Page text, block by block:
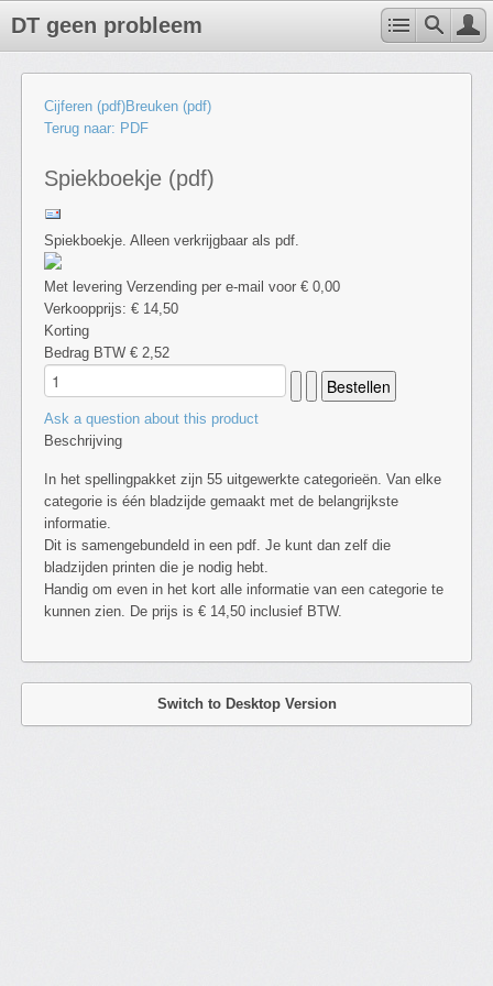
DT geen probleem
Cijferen (pdf)Breuken (pdf)
Terug naar: PDF
Spiekboekje (pdf)
Spiekboekje. Alleen verkrijgbaar als pdf.
Met levering Verzending per e-mail voor € 0,00
Verkoopprijs: € 14,50
Korting
Bedrag BTW € 2,52
Ask a question about this product
Beschrijving
In het spellingpakket zijn 55 uitgewerkte categorieën. Van elke
categorie is één bladzijde gemaakt met de belangrijkste
informatie.
Dit is samengebundeld in een pdf. Je kunt dan zelf die
bladzijden printen die je nodig hebt.
Handig om even in het kort alle informatie van een categorie te
kunnen zien. De prijs is € 14,50 inclusief BTW.
Switch to Desktop Version